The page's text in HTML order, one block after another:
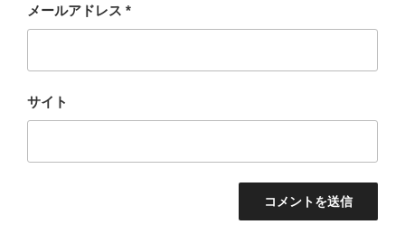
メールアドレス *
サイト